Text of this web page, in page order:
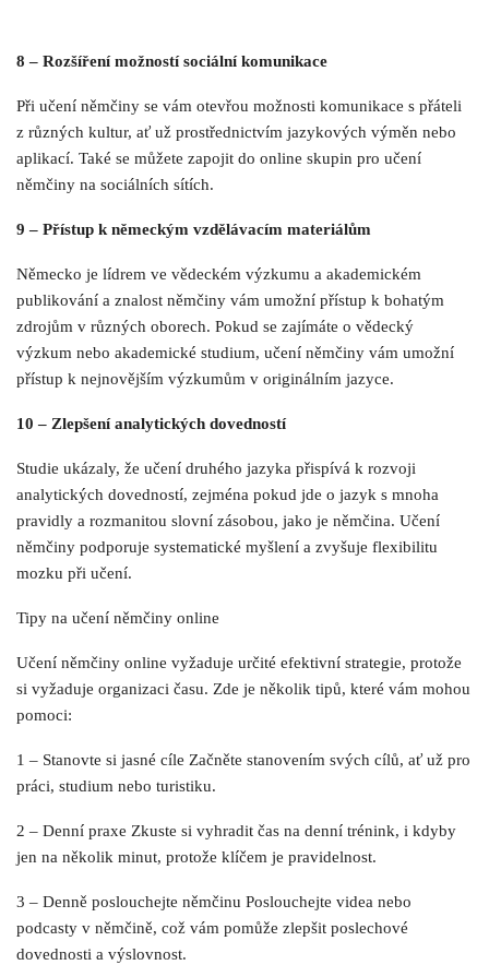
8 – Rozšíření možností sociální komunikace
Při učení němčiny se vám otevřou možnosti komunikace s přáteli
z různých kultur, ať už prostřednictvím jazykových výměn nebo
aplikací. Také se můžete zapojit do online skupin pro učení
němčiny na sociálních sítích.
9 – Přístup k německým vzdělávacím materiálům
Německo je lídrem ve vědeckém výzkumu a akademickém
publikování a znalost němčiny vám umožní přístup k bohatým
zdrojům v různých oborech. Pokud se zajímáte o vědecký
výzkum nebo akademické studium, učení němčiny vám umožní
přístup k nejnovějším výzkumům v originálním jazyce.
10 – Zlepšení analytických dovedností
Studie ukázaly, že učení druhého jazyka přispívá k rozvoji
analytických dovedností, zejména pokud jde o jazyk s mnoha
pravidly a rozmanitou slovní zásobou, jako je němčina. Učení
němčiny podporuje systematické myšlení a zvyšuje flexibilitu
mozku při učení.
Tipy na učení němčiny online
Učení němčiny online vyžaduje určité efektivní strategie, protože
si vyžaduje organizaci času. Zde je několik tipů, které vám mohou
pomoci:
1 – Stanovte si jasné cíle Začněte stanovením svých cílů, ať už pro
práci, studium nebo turistiku.
2 – Denní praxe Zkuste si vyhradit čas na denní trénink, i kdyby
jen na několik minut, protože klíčem je pravidelnost.
3 – Denně poslouchejte němčinu Poslouchejte videa nebo
podcasty v němčině, což vám pomůže zlepšit poslechové
dovednosti a výslovnost.